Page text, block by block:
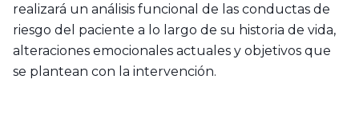
realizará un análisis funcional de las conductas de
riesgo del paciente a lo largo de su historia de vida,
alteraciones emocionales actuales y objetivos que
se plantean con la intervención.